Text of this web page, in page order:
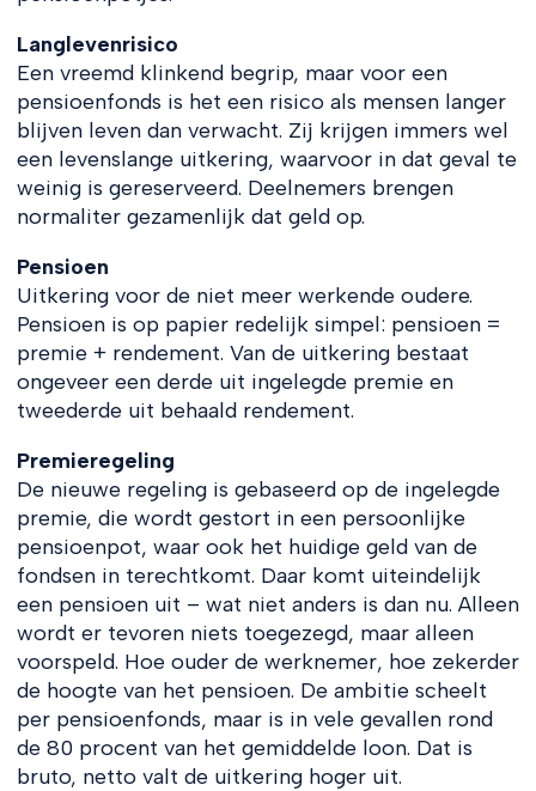
Langlevenrisico
Een vreemd klinkend begrip, maar voor een
pensioenfonds is het een risico als mensen langer
blijven leven dan verwacht. Zij krijgen immers wel
een levenslange uitkering, waarvoor in dat geval te
weinig is gereserveerd. Deelnemers brengen
normaliter gezamenlijk dat geld op.
Pensioen
Uitkering voor de niet meer werkende oudere.
Pensioen is op papier redelijk simpel: pensioen =
premie + rendement. Van de uitkering bestaat
ongeveer een derde uit ingelegde premie en
tweederde uit behaald rendement.
Premieregeling
De nieuwe regeling is gebaseerd op de ingelegde
premie, die wordt gestort in een persoonlijke
pensioenpot, waar ook het huidige geld van de
fondsen in terechtkomt. Daar komt uiteindelijk
een pensioen uit – wat niet anders is dan nu. Alleen
wordt er tevoren niets toegezegd, maar alleen
voorspeld. Hoe ouder de werknemer, hoe zekerder
de hoogte van het pensioen. De ambitie scheelt
per pensioenfonds, maar is in vele gevallen rond
de 80 procent van het gemiddelde loon. Dat is
bruto, netto valt de uitkering hoger uit.